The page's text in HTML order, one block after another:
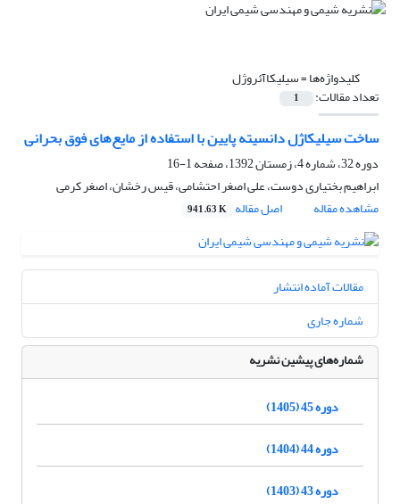
کلیدواژه‌ها =سیلیکاآئروژل
تعداد مقالات: 1
ساخت سیلیکاژل دانسیته پایین با استفاده از مایع‌های فوق بحرانی
دوره 32، شماره 4، زمستان 1392، صفحه
1-16
ابراهیم بختیاری دوست، علی اصغر احتشامی، قیس رخشان، اصغر کرمی
مشاهده مقاله
اصل مقاله 941.63 K
مقالات آماده انتشار
شماره جاری
شماره‌های پیشین نشریه
دوره 45 (1405)
دوره 44 (1404)
دوره 43 (1403)